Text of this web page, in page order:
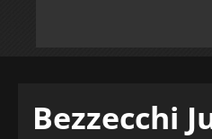
Bezzecchi